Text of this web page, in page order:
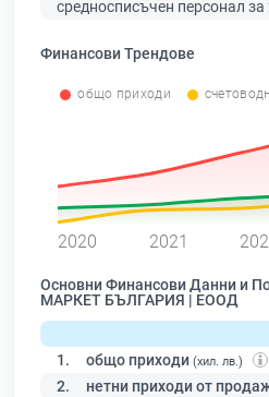
средносписъчен персонал за
Финансови Трендове
общо приходи
2020 2021
Основни Финансови Данни и
МАРКЕТ БЪЛГАРИЯ | ЕООД
1. общо приходи (хил. лв.)
2. нетни приходи от